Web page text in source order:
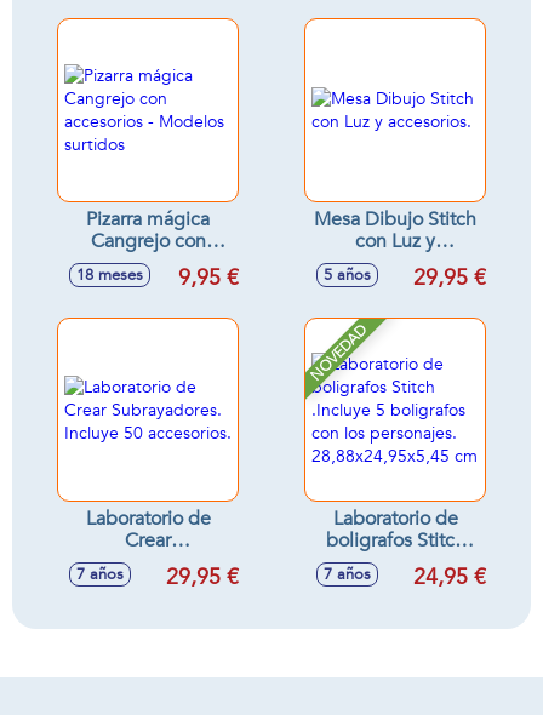
Pizarra mágica
Cangrejo con
accesorios -
Modelos surtidos
18 meses 9,95 €
Mesa Dibujo Stitch
con Luz y
accesorios.
5 años 29,95 €
Laboratorio de
Crear
Subrayadores.
Incluye 50
7 años 29,95 €
NOVEDAD
Laboratorio de
boligrafos Stitch
.Incluye 5
boligrafos con los
28,88x24,95x5,45
7 años 24,95 €